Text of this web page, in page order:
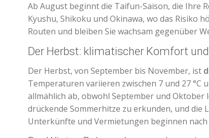
Ab August beginnt die Taifun-Saison, die Ihre
Kyushu, Shikoku und Okinawa, wo das Risiko
Routen und bleiben Sie wachsam gegenüber
Der Herbst: klimatischer Komfort
Der Herbst, von September bis November, ist
Temperaturen variieren zwischen 7 und 27 °C
allmählich ab, obwohl September und
drückende Sommerhitze zu erkunden, und
Unterkünfte und Vermietungen beginnen